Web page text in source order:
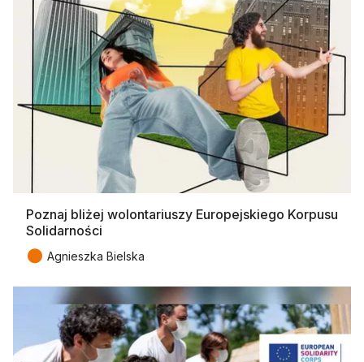
Poznaj bliżej wolontariuszy Europejskiego Korpusu
Solidarności
● Agnieszka Bielska